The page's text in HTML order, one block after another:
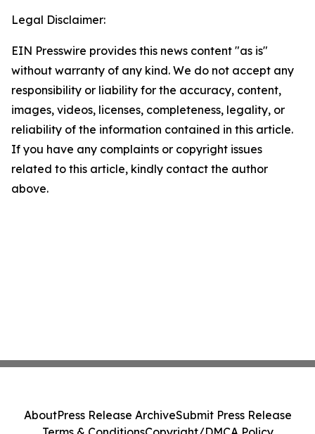
Legal Disclaimer:
EIN Presswire provides this news content "as is"
without warranty of any kind. We do not accept any
responsibility or liability for the accuracy, content,
images, videos, licenses, completeness, legality, or
reliability of the information contained in this article.
If you have any complaints or copyright issues
related to this article, kindly contact the author
above.
AboutPress Release ArchiveSubmit Press Release